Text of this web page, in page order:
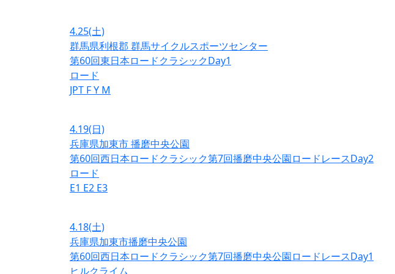
4.25(土)
群馬県利根郡 群馬サイクルスポーツセンター
第60回東日本ロードクラシックDay1
ロード
JPT FY M
4.19(日)
兵庫県加東市 播磨中央公園
第60回西日本ロードクラシック第7回播磨中央公園ロードレースDay2
ロード
E1 E2 E3
4.18(土)
兵庫県加東市播磨中央公園
第60回西日本ロードクラシック第7回播磨中央公園ロードレースDay1
ヒルクライム